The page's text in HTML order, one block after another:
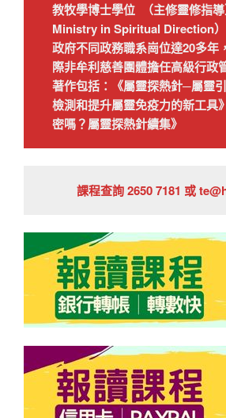
教牧學博士學位 （主修靈修指
Ministry in Spiritual Direction
政府不同政務職系崗位達20多年
際非牟利慈善團體擔任高級行政
著作包括：《屬靈探熱針─屬靈
檢測和提升屬靈免疫力的新工具
密嗎？屬靈探熱針續集》
課程查詢 2650 7181 或